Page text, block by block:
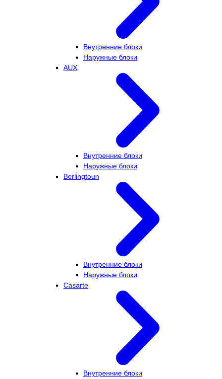
Внутренние блоки
Наружные блоки
AUX
Внутренние блоки
Наружные блоки
Berlingtoun
Внутренние блоки
Наружные блоки
Casarte
Внутренние блоки